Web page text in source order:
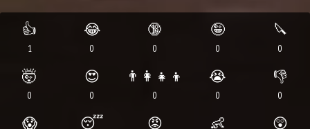
👍
1
😂
0
🔞
0
🤪
0
🔪
0
🤯
0
😍
0
👨‍👩‍👧‍👦
0
😭
0
👎
0
😱 😴 😡 👶 😲